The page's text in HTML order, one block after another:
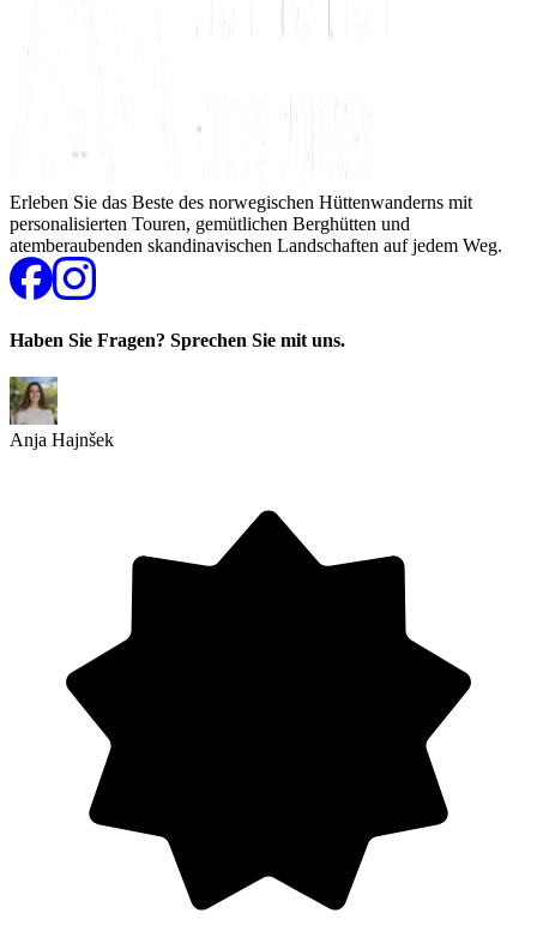
Erleben Sie das Beste des norwegischen Hüttenwanderns mit
personalisierten Touren, gemütlichen Berghütten und
atemberaubenden skandinavischen Landschaften auf jedem Weg.
Haben Sie Fragen? Sprechen Sie mit uns.
Anja Hajnšek